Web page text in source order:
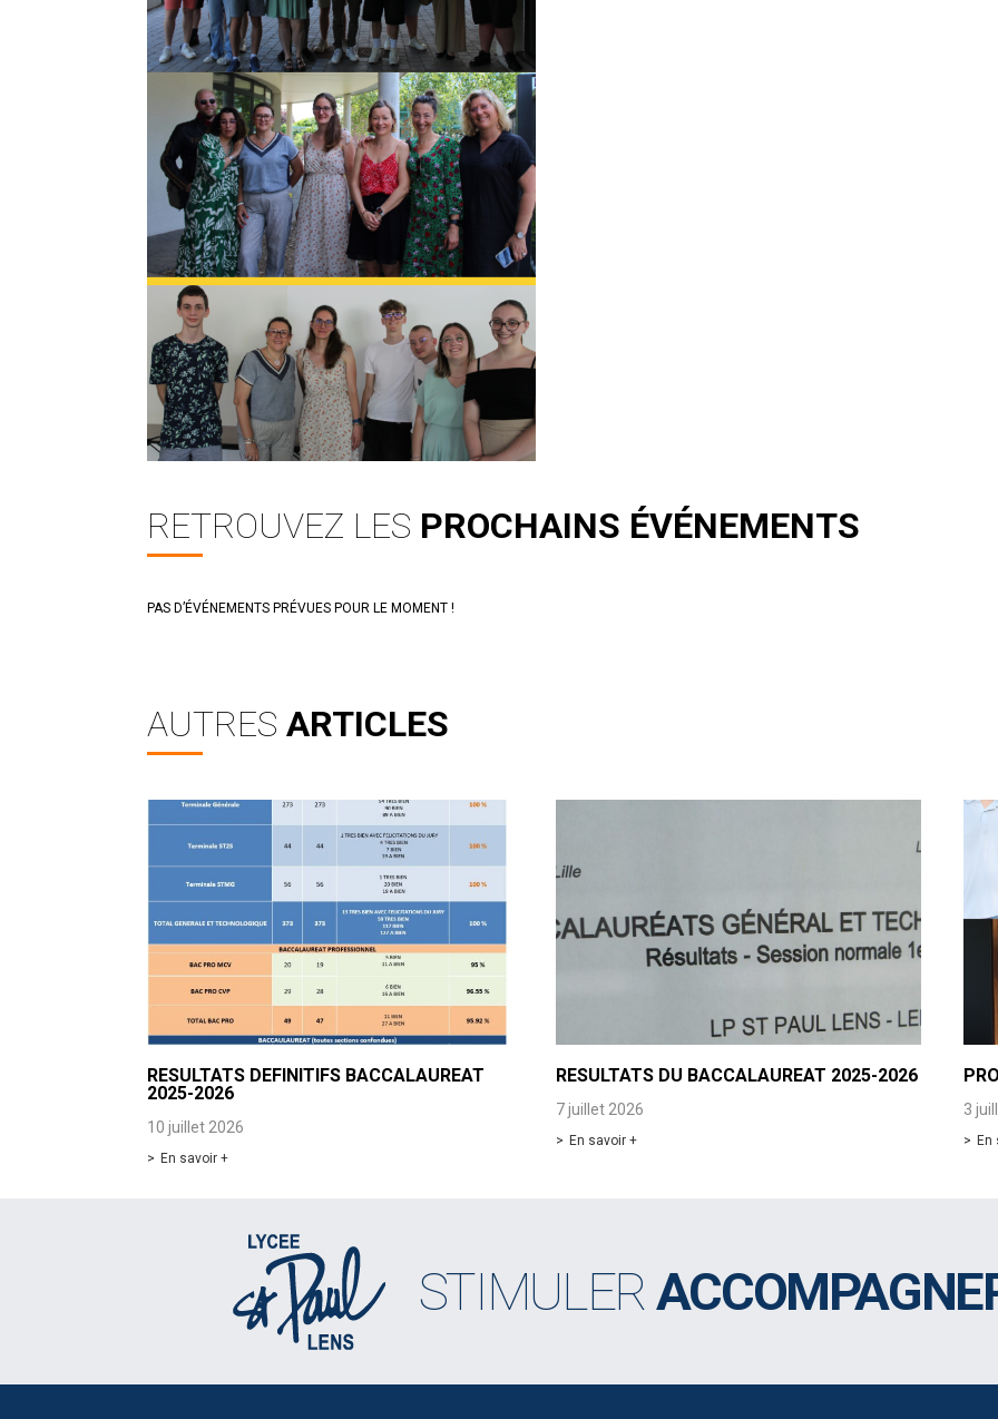
RETROUVEZ LES PROCHAINS ÉVÉNEMENTS
PAS D’ÉVÉNEMENTS PRÉVUES POUR LE MOMENT !
AUTRES ARTICLES
RESULTATS DEFINITIFS BACCALAUREAT
2025-2026
10 juillet 2026
En savoir +
RESULTATS DU BACCALAUREAT 2025-2026
7 juillet 2026
En savoir +
3
En
STIMULER